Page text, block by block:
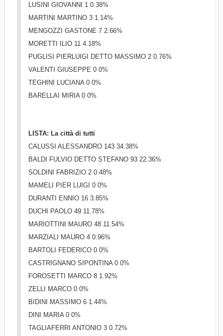
LUSINI GIOVANNI 1 0.38%
MARTINI MARTINO 3 1.14%
MENGOZZI GASTONE 7 2.66%
MORETTI ILIO 11 4.18%
PUGLISI PIERLUIGI DETTO MASSIMO 2 0.76%
VALENTI GIUSEPPE 0 0%
TEGHINI LUCIANA 0 0%
BARELLAI MIRIA 0 0%
LISTA: La città di tutti
CALUSSI ALESSANDRO 143 34.38%
BALDI FULVIO DETTO STEFANO 93 22.36%
SOLDINI FABRIZIO 2 0.48%
MAMELI PIER LUIGI 0 0%
DURANTI ENNIO 16 3.85%
DUCHI PAOLO 49 11.78%
MARIOTTINI MAURO 48 11.54%
MARZIALI MAURO 4 0.96%
BARTOLI FEDERICO 0 0%
CASTRIGNANO SIPONTINA 0 0%
FOROSETTI MARCO 8 1.92%
ZELLI MARCO 0 0%
BIDINI MASSIMO 6 1.44%
DINI MARIA 0 0%
TAGLIAFERRI ANTONIO 3 0.72%